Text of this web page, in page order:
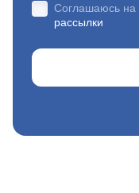
Соглашаюсь на
рассылки